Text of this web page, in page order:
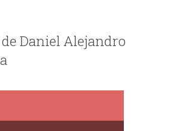
Daniel Alejandro